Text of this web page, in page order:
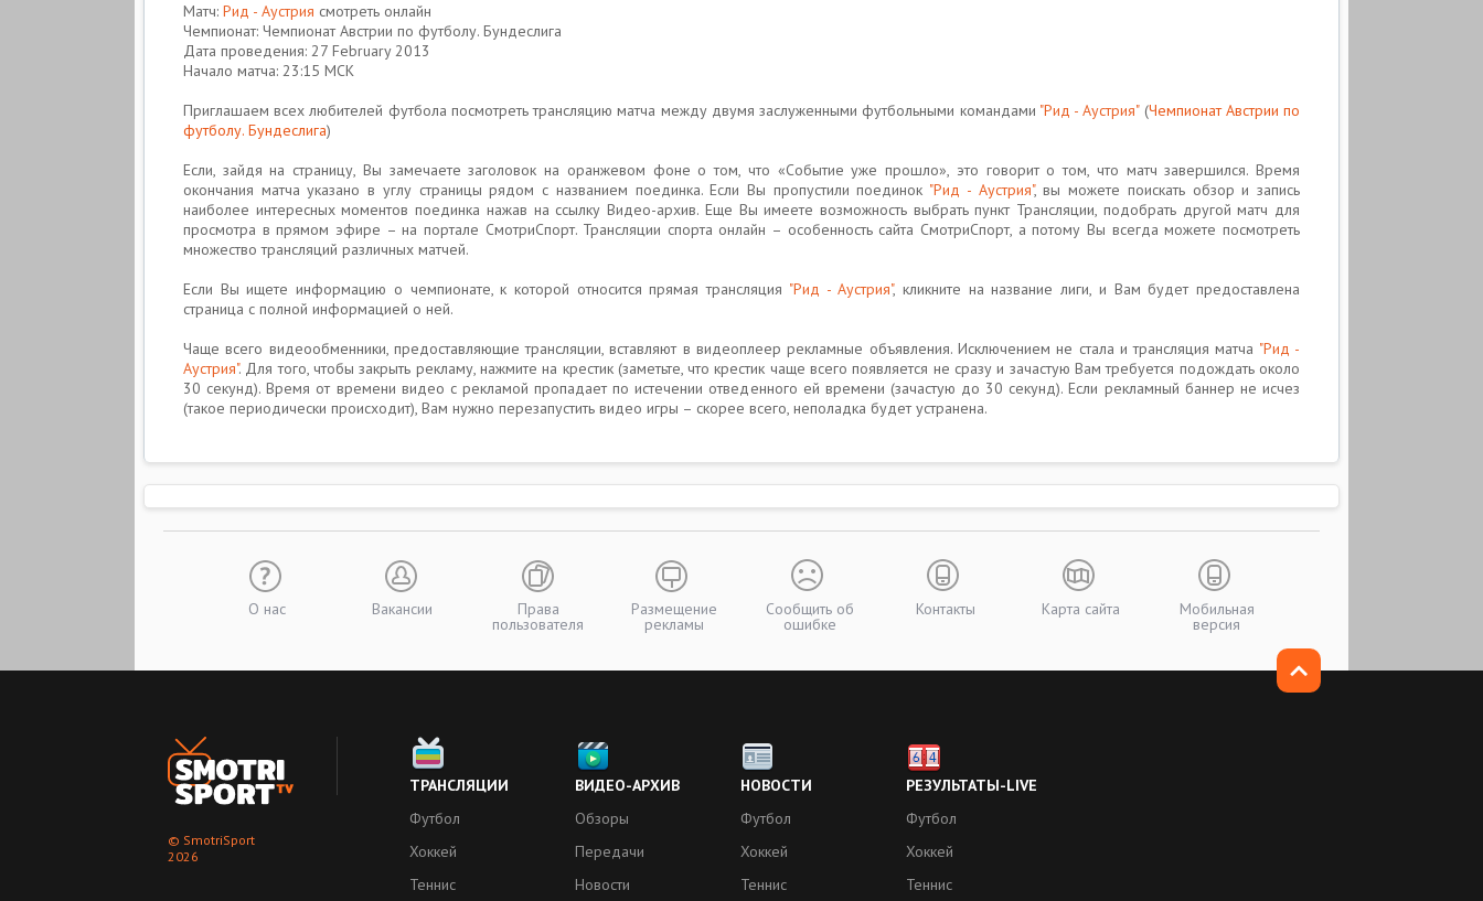
Матч: Рид - Аустрия смотреть онлайн
Чемпионат: Чемпионат Австрии по футболу. Бундеслига
Дата проведения: 27 February 2013
Начало матча: 23:15 МСК
Приглашаем всех любителей футбола посмотреть трансляцию матча между двумя заслуженными футбольными командами "Рид - Аустрия"(Чемпионат Австрии по
футболу. Бундеслига)
Если, зайдя на страницу, Вы замечаете заголовок на оранжевом фоне о том, что «Событие уже прошло», это говорит о том, что матч завершился. Время
окончания матча указано в углу страницы рядом с названием поединка. Если Вы пропустили поединок "Рид - Аустрия", вы можете поискать обзор и запись
наиболее интересных моментов поединка нажав на ссылку Видео-архив. Еще Вы имеете возможность выбрать пункт Трансляции, подобрать другой матч для
просмотра в прямом эфире – на портале СмотриСпорт. Трансляции спорта онлайн – особенность сайта CмотриCпорт, а потому Вы всегда можете посмотреть
множество трансляций различных матчей.
Если Вы ищете информацию о чемпионате, к которой относится прямая трансляция "Рид - Аустрия", кликните на название лиги, и Вам будет предоставлена
страница с полной информацией о ней.
Чаще всего видеообменники, предоставляющие трансляции, вставляют в видеоплеер рекламные объявления. Исключением не стала и трансляция матча "Рид -
Аустрия". Для того, чтобы закрыть рекламу, нажмите на крестик (заметьте, что крестик чаще всего появляется не сразу и зачастую Вам требуется подождать около
30 секунд). Время от времени видео с рекламой пропадает по истечении отведенного ей времени (зачастую до 30 секунд). Если рекламный баннер не исчез
(такое периодически происходит), Вам нужно перезапустить видео игры – скорее всего, неполадка будет устранена.
О нас Вакансии Права
пользователя
Размещение
рекламы
Сообщить об
ошибке
Контакты Карта сайта Мобильная
версия
© SmotriSport
2026
ТРАНСЛЯЦИИ
Футбол
Хоккей
Теннис
ВИДЕО-АРХИВ
Обзоры
Передачи
Новости
НОВОСТИ
Футбол
Хоккей
Теннис
РЕЗУЛЬТАТЫ-LIVE
Футбол
Хоккей
Теннис